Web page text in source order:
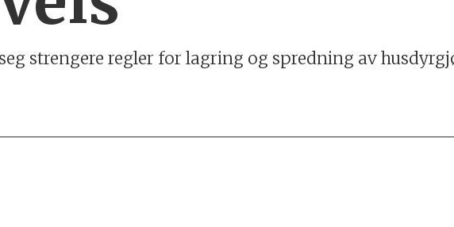
strengere regler for lagring og spredning av